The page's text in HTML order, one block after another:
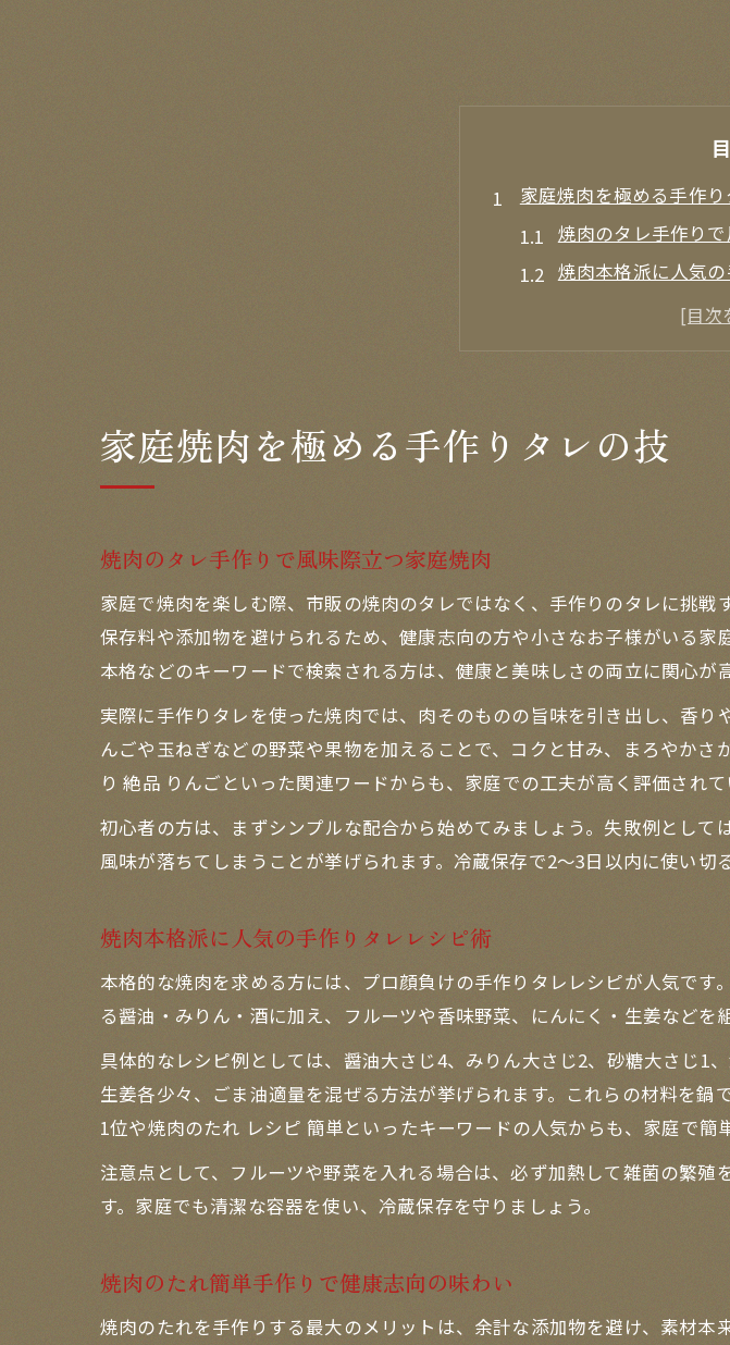
家庭焼肉を極める手作
焼肉のタレ手作り
焼肉本格派に人気
焼肉のたれ簡単手
焼肉のたれ絶品を
絶品焼肉は肉選びとタレ
焼肉の部位選びが
焼肉のおいしさを
本格派も納得の焼肉手
焼肉のたれ手作り
焼肉のたれレシピ簡
焼肉のたれ手作り
焼肉のたれプロの
焼肉手作りタレで
焼肉のタレ手作り
焼肉の味を左右する下
焼肉のたれと相性
焼肉のたれ手作りで
手作り焼肉タレで変わ
家庭焼肉を極める手作りタレの技
焼肉のタレ手作りで風味際立つ家庭焼肉
家庭で焼肉を楽しむ際、市販の焼肉のタレではなく、手作りのタレに挑
保存料や添加物を避けられるため、健康志向の方や小さなお子様がいる
本格などのキーワードで検索される方は、健康と美味しさの両立に関心が
実際に手作りタレを使った焼肉では、肉そのものの旨味を引き出し、香
んごや玉ねぎなどの野菜や果物を加えることで、コクと甘み、まろやか
り 絶品 りんごといった関連ワードからも、家庭での工夫が高く評価されて
初心者の方は、まずシンプルな配合から始めてみましょう。失敗例とし
風味が落ちてしまうことが挙げられます。冷蔵保存で2〜3日以内に使い切
焼肉本格派に人気の手作りタレレシピ術
本格的な焼肉を求める方には、プロ顔負けの手作りタレレシピが人気で
る醤油・みりん・酒に加え、フルーツや香味野菜、にんにく・生姜などを
具体的なレシピ例としては、醤油大さじ4、みりん大さじ2、砂糖大さじ1
生姜各少々、ごま油適量を混ぜる方法が挙げられます。これらの材料を
1位や焼肉のたれ レシピ 簡単といったキーワードの人気からも、家庭で簡
注意点として、フルーツや野菜を入れる場合は、必ず加熱して雑菌の繁
す。家庭でも清潔な容器を使い、冷蔵保存を守りましょう。
焼肉のたれ簡単手作りで健康志向の味わい
焼肉のたれを手作りする最大のメリットは、余計な添加物を避け、素材